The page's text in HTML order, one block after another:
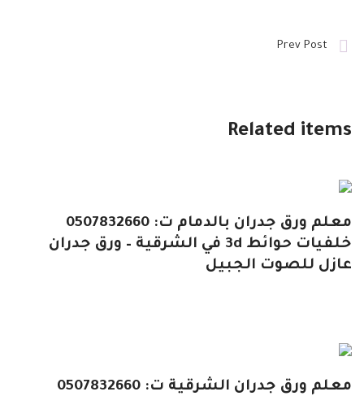
Prev Post
Related items
معلم ورق جدران بالدمام ت: 0507832660
خلفيات حوائط 3d في الشرقية – ورق جدران
عازل للصوت الجبيل
معلم ورق جدران الشرقية ت: 0507832660